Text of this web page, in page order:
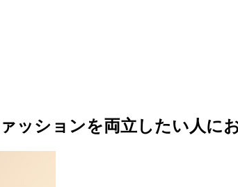
ッションを両立したい人に